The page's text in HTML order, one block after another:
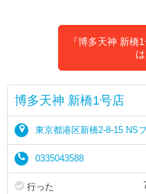
『博多天神 新橋
博多天神 新橋1号店
東京都港区新橋2-8-15 NS
0335043588
行った